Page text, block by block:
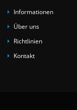
Informationen
Über uns
Richtlinien
Kontakt